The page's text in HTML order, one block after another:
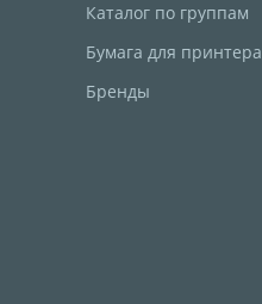
Каталог по группам
Бумага для принтера
Бренды